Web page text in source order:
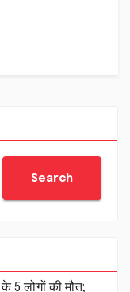
Search
5 लोगों की मौत;